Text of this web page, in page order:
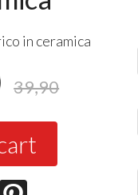
in ceramica
39,90